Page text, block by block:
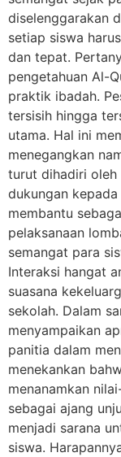
diselenggarakan
setiap siswa
dan tepat.
pengetahuan Al-
praktik ibadah.
tersisih hingga
utama. Hal ini
menegangkan
turut dihadiri oleh
dukungan
membantu
pelaksanaan
semangat para
Interaksi hangat
suasana
sekolah. Dalam
menyampaikan
panitia dalam
menekankan
menanamkan
sebagai ajang
menjadi sarana
siswa.